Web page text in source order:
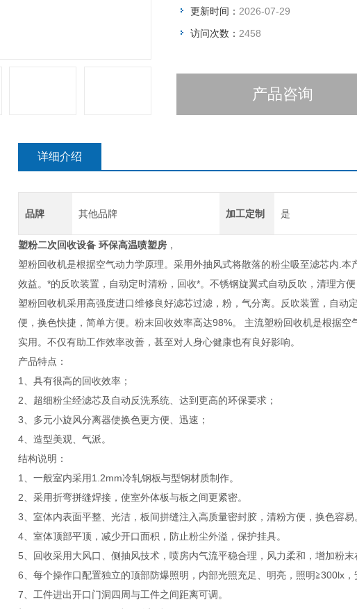
更新时间： 2026-07-29
访问次数： 2458
产品咨询
详细介绍
品牌 其他品牌 加工定制 是
塑粉二次回收设备 环保高温喷塑房 ，
塑粉回收机是根据空气动力学原理。采用外抽风式将散落的粉尘吸至滤芯内.
效益。*的反吹装置，自动定时清粉，回收*。不锈钢旋翼式自动反吹，清理方
塑粉回收机采用高强度进口维修良好滤芯过滤，粉，气分离。反吹装置，自动
便，换色快捷，简单方便。粉末回收效率高达98%。 主流塑粉回收机是根据
实用。不仅有助工作效率改善，甚至对人身心健康也有良好影响。
产品特点：
1、具有很高的回收效率；
2、超细粉尘经滤芯及自动反洗系统、达到更高的环保要求；
3、多元小旋风分离器使换色更方便、迅速；
4、造型美观、气派。
结构说明：
1、一般室内采用1.2mm冷轧钢板与型钢材质制作。
2、采用折弯拼缝焊接，使室外体板与板之间更紧密。
3、室体内表面平整、光洁，板间拼缝注入高质量密封胶，清粉方便，换色容易
4、室体顶部平顶，减少开口面积，防止粉尘外溢，保护挂具。
5、回收采用大风口、侧抽风技术，喷房内气流平稳合理，风力柔和，增加粉
6、每个操作口配置独立的顶部防爆照明，内部光照充足、明亮，照明≧300lx
7、工件进出开口门洞四周与工件之间距离可调。